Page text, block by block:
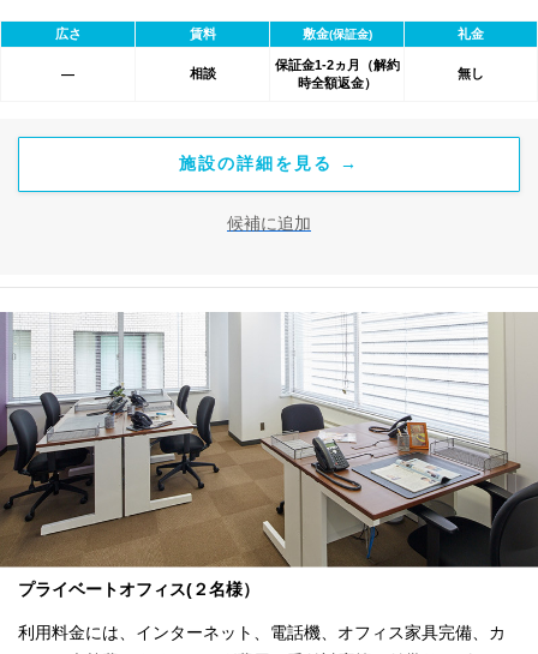
べて含まれ、追加料金不要です。 また適宜キャンペーン、契約期
間による割引特典あります。
広さ 賃料 敷金(保証金) 礼金
― 相談
保証金1-2ヵ月（解約
時全額返金）
無し
施設の詳細を見る →
候補に追加
プライベートオフィス(２名様）
利用料金には、インターネット、電話機、オフィス家具完備、カ